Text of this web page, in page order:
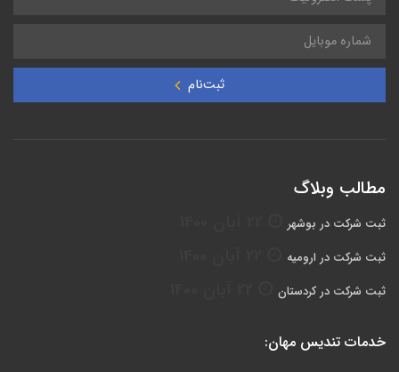
ثبت‌نام
مطالب وبلاگ
ثبت شرکت در بوشهر
ثبت شرکت در ارومیه
ثبت شرکت در کردستان
خدمات تندیس مهان: